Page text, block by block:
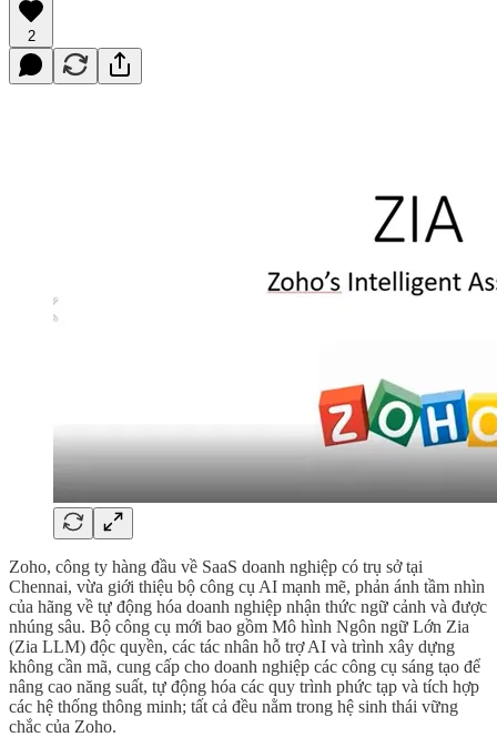
2
Zoho, công ty hàng đầu về SaaS doanh nghiệp có trụ sở tại
Chennai, vừa giới thiệu bộ công cụ AI mạnh mẽ, phản ánh tầm nhìn
của hãng về tự động hóa doanh nghiệp nhận thức ngữ cảnh và được
nhúng sâu. Bộ công cụ mới bao gồm Mô hình Ngôn ngữ Lớn Zia
(Zia LLM) độc quyền, các tác nhân hỗ trợ AI và trình xây dựng
không cần mã, cung cấp cho doanh nghiệp các công cụ sáng tạo để
nâng cao năng suất, tự động hóa các quy trình phức tạp và tích hợp
các hệ thống thông minh; tất cả đều nằm trong hệ sinh thái vững
chắc của Zoho.